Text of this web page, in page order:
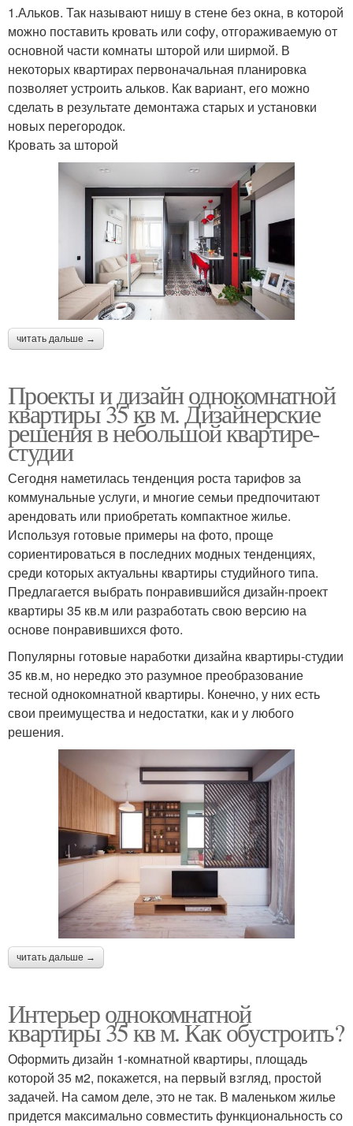
1.Альков. Так называют нишу в стене без окна, в которой
можно поставить кровать или софу, отгораживаемую от
основной части комнаты шторой или ширмой. В
некоторых квартирах первоначальная планировка
позволяет устроить альков. Как вариант, его можно
сделать в результате демонтажа старых и установки
новых перегородок.
Кровать за шторой
читать дальше →
Проекты и дизайн однокомнатной
квартиры 35 кв м. Дизайнерские
решения в небольшой квартире-
студии
Сегодня наметилась тенденция роста тарифов за
коммунальные услуги, и многие семьи предпочитают
арендовать или приобретать компактное жилье.
Используя готовые примеры на фото, проще
сориентироваться в последних модных тенденциях,
среди которых актуальны квартиры студийного типа.
Предлагается выбрать понравившийся дизайн-проект
квартиры 35 кв.м или разработать свою версию на
основе понравившихся фото.
Популярны готовые наработки дизайна квартиры-студии
35 кв.м, но нередко это разумное преобразование
тесной однокомнатной квартиры. Конечно, у них есть
свои преимущества и недостатки, как и у любого
решения.
читать дальше →
Интерьер однокомнатной
квартиры 35 кв м. Как обустроить?
Оформить дизайн 1-комнатной квартиры, площадь
которой 35 м2, покажется, на первый взгляд, простой
задачей. На самом деле, это не так. В маленьком жилье
придется максимально совместить функциональность со